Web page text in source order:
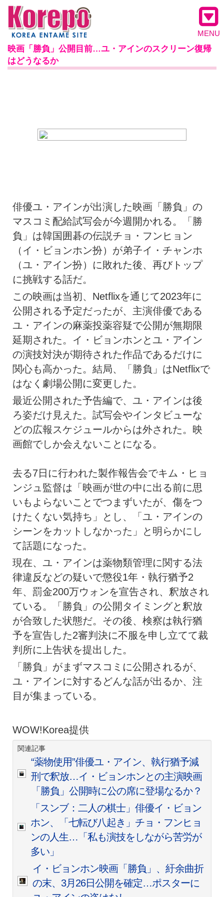
MENU
映画「勝負」公開目前…ユ・アインのスクリーン復帰
はどうなるか
俳優ユ・アインが出演した映画「勝負」の
マスコミ配給試写会が今週開かれる。「勝
負」は韓国囲碁の伝説チョ・フンヒョン
（イ・ビョンホン扮）が弟子イ・チャンホ
（ユ・アイン扮）に敗れた後、再びトップ
に挑戦する話だ。
この映画は当初、Netflixを通じて2023年に
公開される予定だったが、主演俳優である
ユ・アインの麻薬投薬容疑で公開が無期限
延期された。イ・ビョンホンとユ・アイン
の演技対決が期待された作品であるだけに
関心も高かった。結局、「勝負」はNetflixで
はなく劇場公開に変更した。
最近公開された予告編で、ユ・アインは後
ろ姿だけ見えた。試写会やインタビューな
どの広報スケジュールからは外された。映
画館でしか会えないことになる。
去る7日に行われた製作報告会でキム・ヒョ
ンジュ監督は「映画が世の中に出る前に思
いもよらないことでつまずいたが、傷をつ
けたくない気持ち」とし、「ユ・アインの
シーンをカットしなかった」と明らかにし
て話題になった。
現在、ユ・アインは薬物類管理に関する法
律違反などの疑いで懲役1年・執行猶予2
年、罰金200万ウォンを宣告され、釈放され
ている。「勝負」の公開タイミングと釈放
が合致した状態だ。その後、検察は執行猶
予を宣告した2審判決に不服を申し立てて裁
判所に上告状を提出した。
「勝負」がまずマスコミに公開されるが、
ユ・アインに対するどんな話が出るか、注
目が集まっている。
WOW!Korea提供
関連記事
“薬物使用”俳優ユ・アイン、執行猶予減
刑で釈放…イ・ビョンホンとの主演映画
「勝負」公開時に公の席に登場なるか？
「スンブ：二人の棋士」俳優イ・ビョン
ホン、「七転び八起き」チョ・フンヒョ
ンの人生…「私も演技をしながら苦労が
多い」
イ・ビョンホン映画「勝負」、紆余曲折
の末、3月26日公開を確定…ポスターに